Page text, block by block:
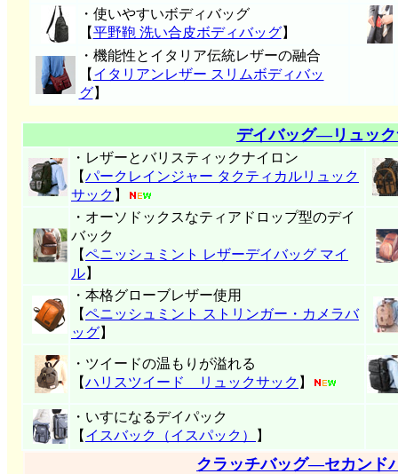
・使いやすいボディバッグ
【平野鞄 洗い合皮ボディバッグ】
・機能性とイタリア伝統レザーの融合
【 イタリアンレザー スリムボディバッ
グ】
デイバッグ―リュッ
・レザーとバリスティックナイロン
【パークレインジャー タクティカルリュック
サック 】
・オーソドックスなティアドロップ型のデイ
バック
【ペニッシュミント レザーデイバッグ マイ
ル】
・本格グローブレザー使用
【ペニッシュミント ストリンガー・カメラバ
ッグ】
・ツイードの温もりが溢れる
【ハリスツイード リュックサック 】
・いすになるデイパック
【 イスバック（イスパック） 】
クラッチバッグ―セカンド